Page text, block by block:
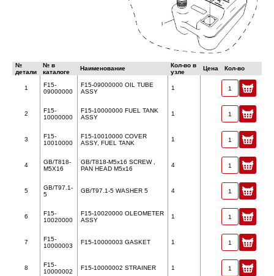
№
детали
№ в
каталоге
Наименование
Кол-во в
узле
Цена Кол-во
1
F15-
09000000
F15-09000000 OIL TUBE
ASSY
1
2
F15-
10000000
F15-10000000 FUEL TANK
ASSY
1
3
F15-
10010000
F15-10010000 COVER
ASSY, FUEL TANK
1
4
GB/T818-
M5X16
GB/T818-M5x16 SCREW ,
PAN HEAD M5x16
4
5
GB/T97.1-
5
GB/T97.1-5 WASHER 5 4
6
F15-
10020000
F15-10020000 OLEOMETER
ASSY
1
7
F15-
10000003
F15-10000003 GASKET 1
8
F15-
10000002
F15-10000002 STRAINER 1